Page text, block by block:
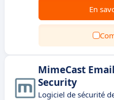
En
MimeCast Email
Security
Logiciel de sécurité